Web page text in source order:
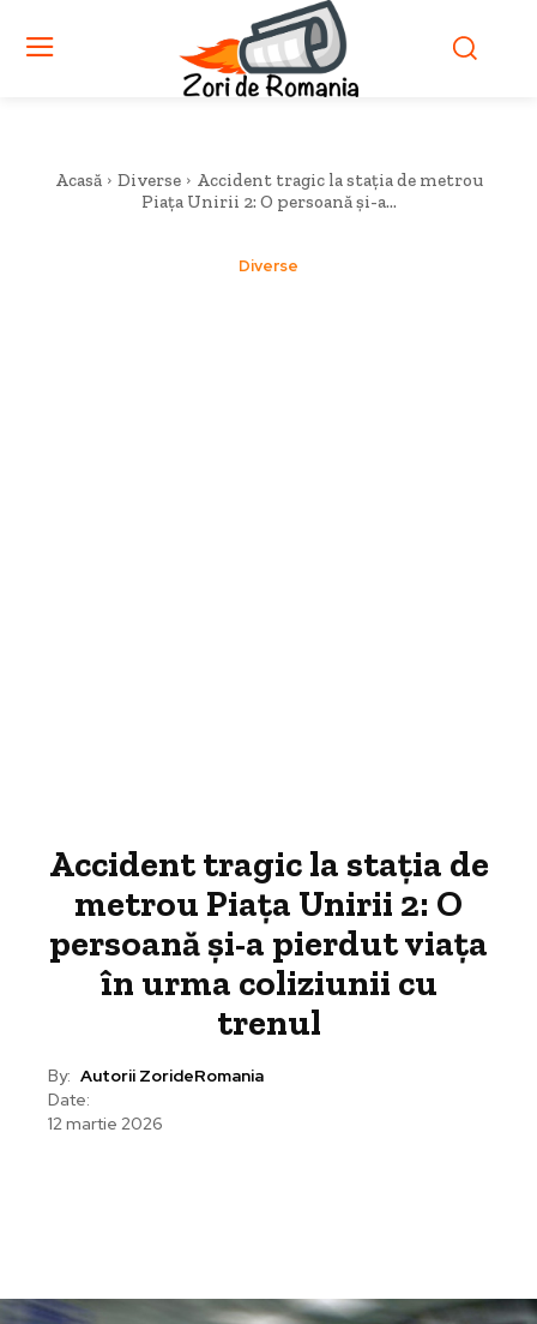
Acasă Diverse
Accident tragic la stația de metrou
Piața Unirii 2: O persoană și-a...
Diverse
Accident tragic la stația de
metrou Piața Unirii 2: O
persoană și-a pierdut viața
în urma coliziunii cu
trenul
By: Autorii ZorideRomania
Date:
12 martie 2026